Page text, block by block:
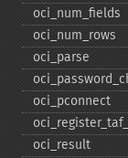
oci_​num_​fields
oci_​num_​rows
oci_​parse
oci_​pconnect
oci_​result